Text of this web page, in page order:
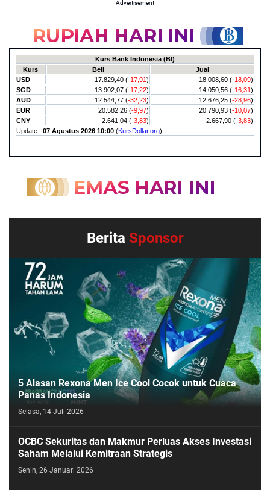
Advertisement
Berita Sponsor
5 Alasan Rexona Men Ice Cool Cocok untuk Cuaca
Panas Indonesia
Selasa, 14 Juli 2026
OCBC Sekuritas dan Makmur Perluas Akses Investasi
Saham Melalui Kemitraan Strategis
Senin, 26 Januari 2026